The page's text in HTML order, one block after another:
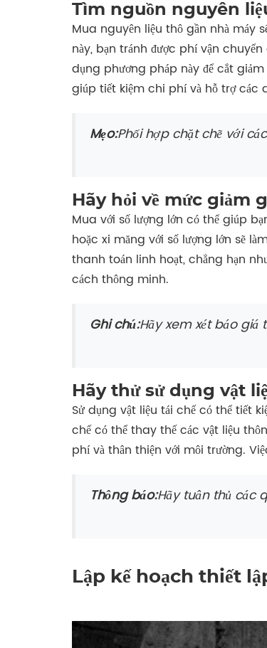
Tìm nguồn nguyên
Mua nguyên liệu thô gần nhà máy
này, bạn tránh được phí vận
dụng phương pháp này để cắt
giúp tiết kiệm chi phí và hỗ trợ
Mẹo:Phối hợp chặt chẽ với
Hãy hỏi về mức giảm
Mua với số lượng lớn có thể giúp
hoặc xi măng với số lượng lớn sẽ
thanh toán linh hoạt, chẳng hạn
cách thông minh.
Ghi chú:Hãy xem xét báo
Hãy thử sử dụng vật
Sử dụng vật liệu tái chế có thể tiết
chế có thể thay thế các vật liệu
phí và thân thiện với môi trường.
Thông báo:Hãy tuân thủ các
Lập kế hoạch thiết